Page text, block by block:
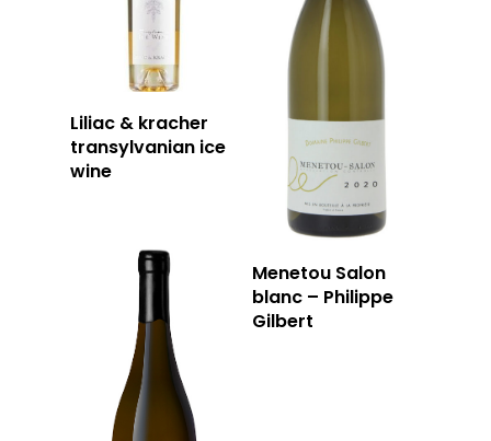
Liliac & kracher
transylvanian ice
wine
Menetou Salon
blanc – Philippe
Gilbert